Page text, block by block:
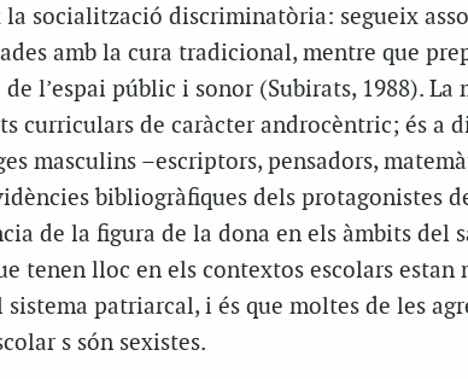
la socialització discriminatòria: segueix
amb la cura tradicional, mentre que
l’espai públic i sonor (Subirats, 1988). La
curriculars de caràcter androcèntric; és a
masculins –escriptors, pensadors,
bibliogràfiques dels protagonistes
de la figura de la dona en els àmbits del
tenen lloc en els contextos escolars estan
patriarcal, i és que moltes de les
s són sexistes.